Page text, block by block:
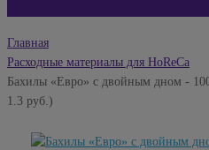
Главная
Расходные материалы для HoReCa
Бахилы «Евро» с двойным дном -
1.3 руб.)